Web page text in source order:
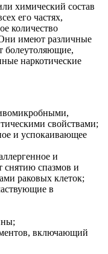
химический состав
его частях,
количество
имеют различные
болеутоляющие,
наркотические
свойствами;
и успокаивающее
и
снятию спазмов и
раковых клеток;
в
включающий